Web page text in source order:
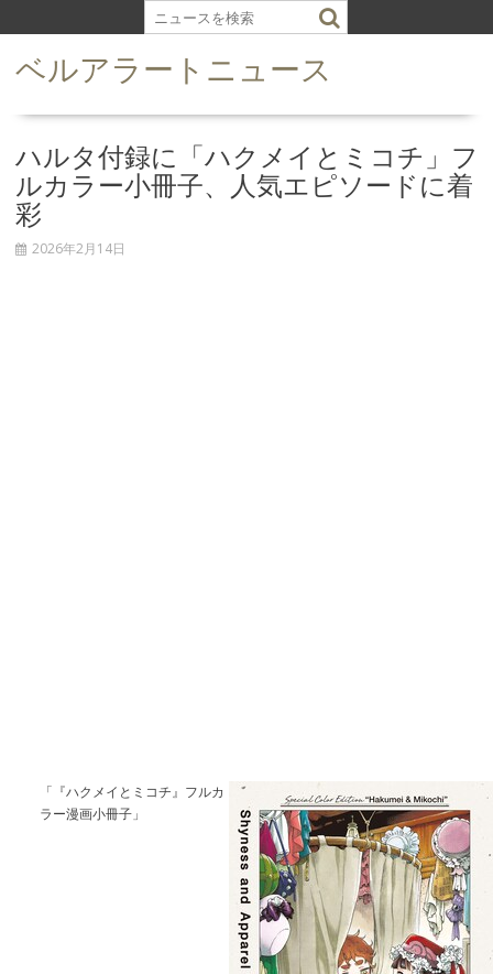
k
ベルアラートニュース
ハルタ付録に「ハクメイとミコチ」フ
ルカラー小冊子、人気エピソードに着
彩
2026年2月14日
「『ハクメイとミコチ』フルカ
ラー漫画小冊子」